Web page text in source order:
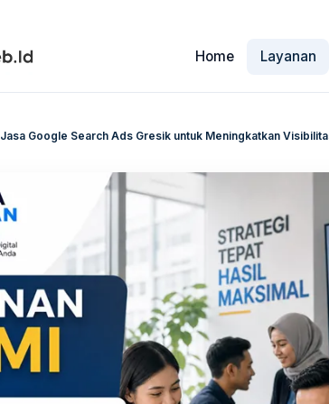
Home Layanan
Jasa Google Search Ads Gresik untuk Meningkatkan